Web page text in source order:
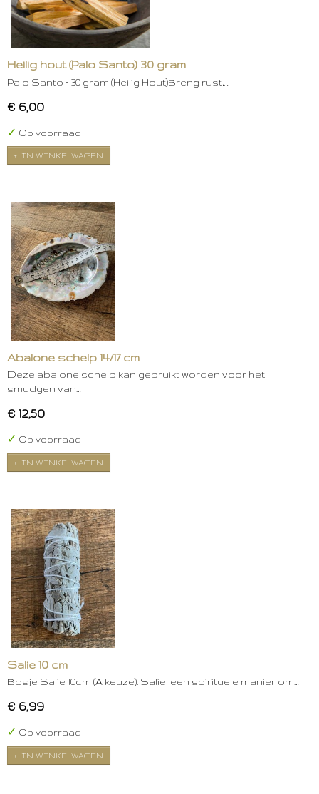
Heilig hout (Palo Santo) 30 gram
Palo Santo – 30 gram (Heilig Hout)Breng rust,…
€ 6,00
✓ Op voorraad
IN WINKELWAGEN
Abalone schelp 14/17 cm
Deze abalone schelp kan gebruikt worden voor het
smudgen van…
€ 12,50
✓ Op voorraad
IN WINKELWAGEN
Salie 10 cm
Bosje Salie 10cm (A keuze). Salie: een spirituele manier om…
€ 6,99
✓ Op voorraad
IN WINKELWAGEN